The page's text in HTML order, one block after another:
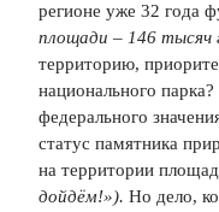
регионе уже 32 года
площади – 146 тысяч
территорию,
национального
федерального
статус памятника
на территории
дойдём!»). Но дело,